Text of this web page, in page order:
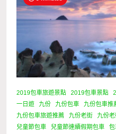
2019包車旅遊景點 2019包車景點
一日遊
九份 九份包車 九份包車推
九份包車旅遊推薦
九份老街 九份
兒童節包車
兒童節連續假期包車